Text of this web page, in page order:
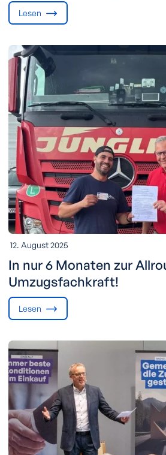
Lesen
12. August 2025
In nur 6 Monaten zur
Umzugsfachkraft!
Lesen